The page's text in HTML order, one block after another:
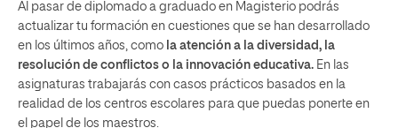
Al pasar de diplomado a graduado en Magisterio podrás
actualizar tu formación en cuestiones que se han desarrollado
en los últimos años, como la atención a la diversidad, la
resolución de conflictos o la innovación educativa. En las
asignaturas trabajarás con casos prácticos basados en la
realidad de los centros escolares para que puedas ponerte en
el papel de los maestros.